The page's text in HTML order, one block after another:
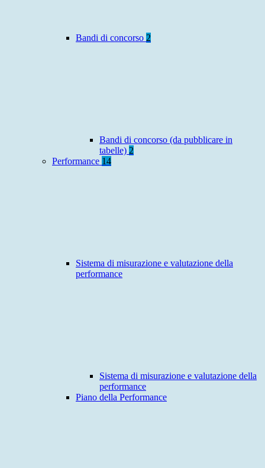
Bandi di concorso 2
Bandi di concorso (da pubblicare in
tabelle) 2
Performance 14
Sistema di misurazione e valutazione della
performance
Sistema di misurazione e valutazione della
performance
Piano della Performance